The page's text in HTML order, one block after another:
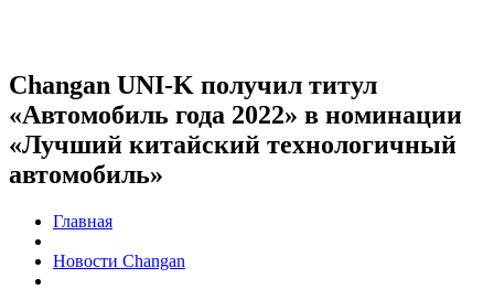
Changan UNI-K получил титул
«Автомобиль года 2022» в номинации
«Лучший китайский технологичный
автомобиль»
Главная
Новости Changan